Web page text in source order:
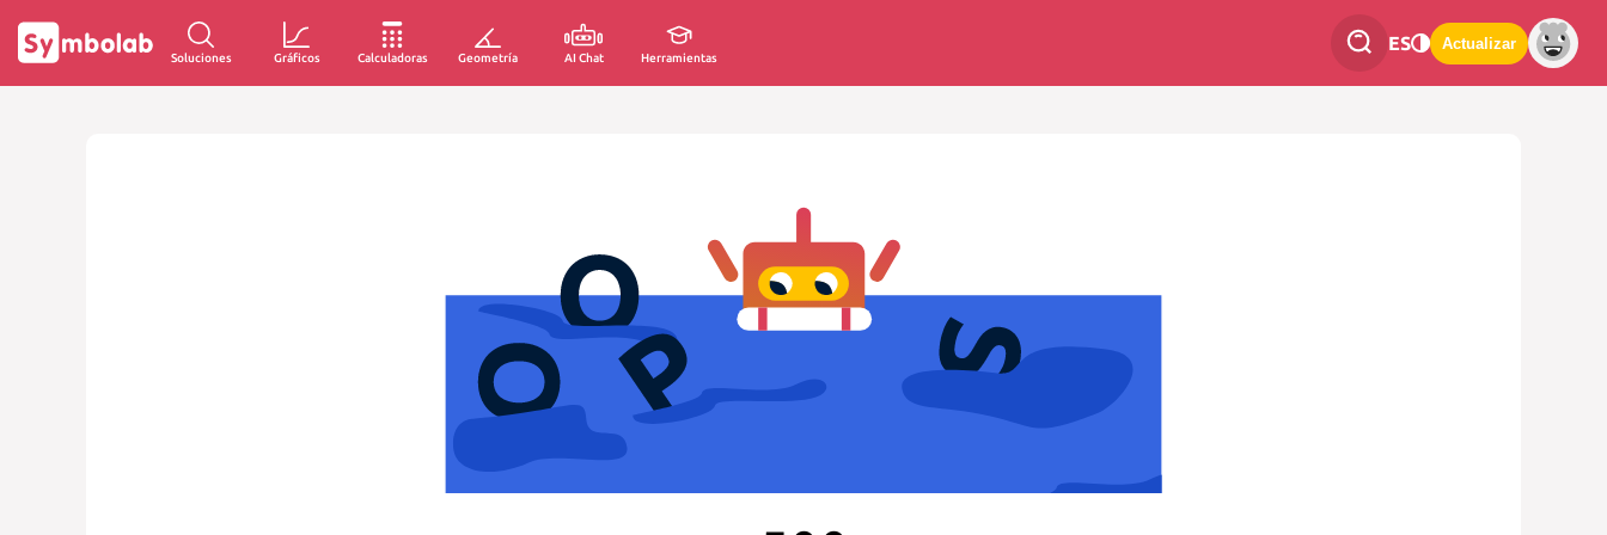
Soluciones Gráficos Calculadoras Geometría AI Chat Herramientas
ES Actualizar